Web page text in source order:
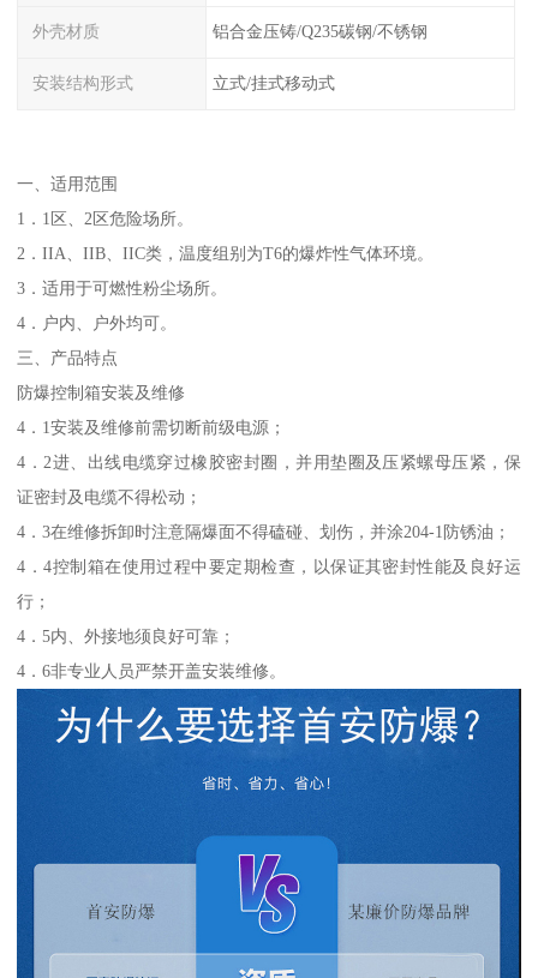
外壳材质 铝合金压铸/Q235碳钢/不锈钢
安装结构形式 立式/挂式移动式
一、适用范围
1．1区、2区危险场所。
2．IIA、IIB、IIC类，温度组别为T6的爆炸性气体环境。
3．适用于可燃性粉尘场所。
4．户内、户外均可。
三、产品特点
防爆控制箱安装及维修
4．1安装及维修前需切断前级电源；
4．2进、出线电缆穿过橡胶密封圈，并用垫圈及压紧螺母压紧，保
证密封及电缆不得松动；
4．3在维修拆卸时注意隔爆面不得磕碰、划伤，并涂204-1防锈油；
4．4控制箱在使用过程中要定期检查，以保证其密封性能及良好运
行；
4．5内、外接地须良好可靠；
4．6非专业人员严禁开盖安装维修。